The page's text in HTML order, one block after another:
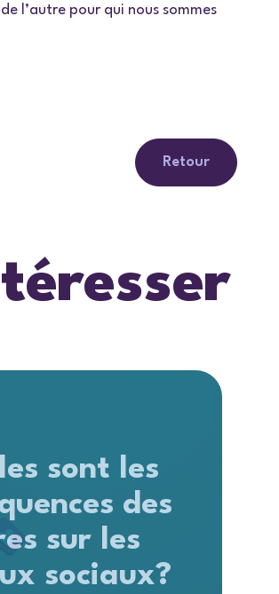
l’autre pour qui nous sommes
Retour
sont les
des
sur les
sociaux?